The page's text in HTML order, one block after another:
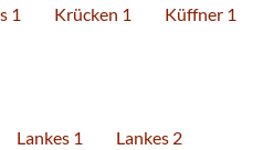
1 Krücken 1 Küffner 1
Lankes 1 Lankes 2